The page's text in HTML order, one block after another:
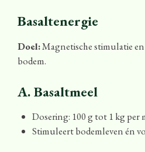
Basaltenergie
Doel:Magnetische stimulatie
bodem.
A. Basaltmeel
Dosering: 100 g tot 1 kg per
Stimuleert bodemleven én